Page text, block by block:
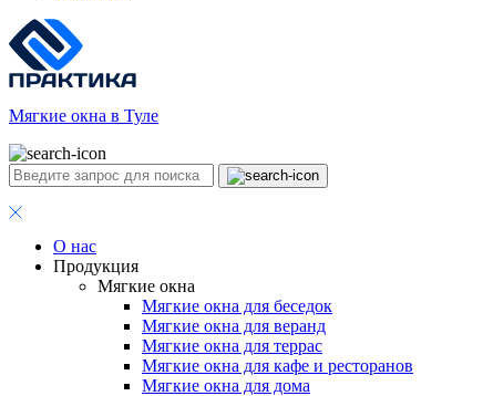
Мягкие окна в Туле
О нас
Продукция
Мягкие окна
Мягкие окна для беседок
Мягкие окна для веранд
Мягкие окна для террас
Мягкие окна для кафе и ресторанов
Мягкие окна для дома